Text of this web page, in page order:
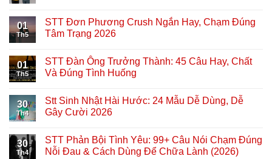
01
Th5
STT Đơn Phương Crush Ngắn Hay, Chạm Đúng
Tâm Trạng 2026
01
Th5
STT Đàn Ông Trưởng Thành: 45 Câu Hay, Chất
Và Đúng Tình Huống
30
Th4
Stt Sinh Nhật Hài Hước: 24 Mẫu Dễ Dùng, Dễ
Gây Cười 2026
30
Th4
STT Phản Bội Tình Yêu: 99+ Câu Nói Chạm Đúng
Nỗi Đau & Cách Dùng Để Chữa Lành (2026)